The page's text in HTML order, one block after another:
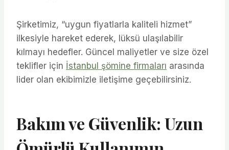
Şirketimiz, “uygun fiyatlarla kaliteli hizmet”
ilkesiyle hareket ederek, lüksü ulaşılabilir
kılmayı hedefler. Güncel maliyetler ve size özel
teklifler için İstanbul şömine firmaları arasında
lider olan ekibimizle iletişime geçebilirsiniz.
Bakım ve Güvenlik: Uzun